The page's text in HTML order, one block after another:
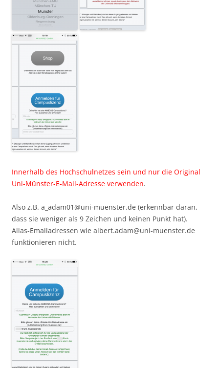
Innerhalb des Hochschulnetzes sein und nur die Original
Uni-Münster-E-Mail-Adresse verwenden.
Also z.B. a_adam01@uni-muenster.de (erkennbar daran,
dass sie weniger als 9 Zeichen und keinen Punkt hat).
Alias-Emailadressen wie albert.adam@uni-muenster.de
funktionieren nicht.